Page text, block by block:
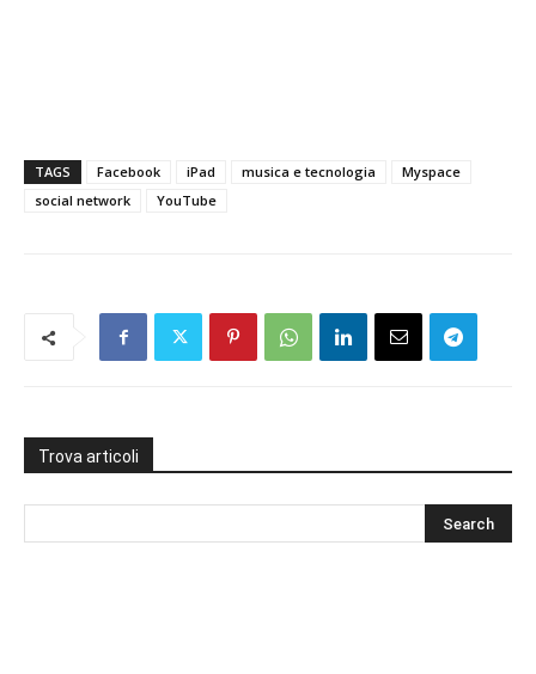
TAGS Facebook iPad musica e tecnologia
Myspace
social network
YouTube
Trova articoli